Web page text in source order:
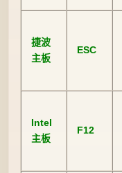
捷波
主板
ESC
Intel
主板
F12